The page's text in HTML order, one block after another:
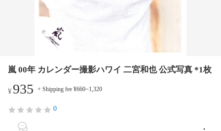
嵐 00年 カレンダー撮影ハワイ 二宮和也 公式写真 *1枚
¥935 + Shipping fee ¥660~1,320
0